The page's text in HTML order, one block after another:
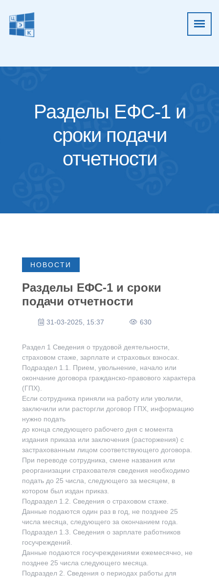
Разделы ЕФС-1 и
сроки подачи
отчетности
НОВОСТИ
Разделы ЕФС-1 и сроки
подачи отчетности
31-03-2025, 15:37 630
Раздел 1 Сведения о трудовой деятельности,
страховом стаже, зарплате и страховых взносах.
Подраздел 1.1. Прием, увольнение, начало или
окончание договора гражданско-правового характера
(ГПХ).
Если сотрудника приняли на работу или уволили,
заключили или расторгли договор ГПХ, информацию
нужно подать
до конца следующего рабочего дня с момента
издания приказа или заключения (расторжения) с
застрахованным лицом соответствующего договора.
При переводе сотрудника, смене названия или
реорганизации страхователя сведения необходимо
подать до 25 числа, следующего за месяцем, в
котором был издан приказ.
Подраздел 1.2. Сведения о страховом стаже.
Данные подаются один раз в год, не позднее 25
числа месяца, следующего за окончанием года.
Подраздел 1.3. Сведения о зарплате работников
госучреждений.
Данные подаются госучреждениями ежемесячно, не
позднее 25 числа следующего месяца.
Подраздел 2. Сведения о периодах работы для